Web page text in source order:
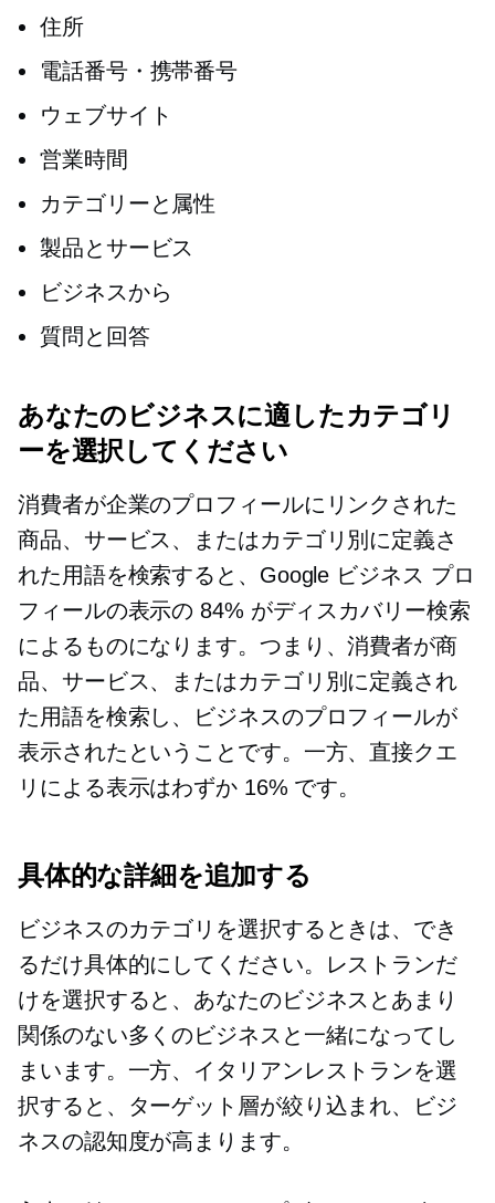
住所
電話番号・携帯番号
ウェブサイト
営業時間
カテゴリーと属性
製品とサービス
ビジネスから
質問と回答
あなたのビジネスに適したカテゴリ
ーを選択してください
消費者が企業のプロフィールにリンクされた
商品、サービス、またはカテゴリ別に定義さ
れた用語を検索すると、Google ビジネス プロ
フィールの表示の 84% がディスカバリー検索
によるものになります。つまり、消費者が商
品、サービス、またはカテゴリ別に定義され
た用語を検索し、ビジネスのプロフィールが
表示されたということです。一方、直接クエ
リによる表示はわずか 16% です。
具体的な詳細を追加する
ビジネスのカテゴリを選択するときは、でき
るだけ具体的にしてください。レストランだ
けを選択すると、あなたのビジネスとあまり
関係のない多くのビジネスと一緒になってし
まいます。一方、イタリアンレストランを選
択すると、ターゲット層が絞り込まれ、ビジ
ネスの認知度が高まります。